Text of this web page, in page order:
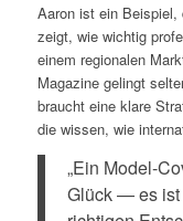
Aaron ist ein
zeigt, wie wichtig
einem regionalen
Magazine gelingt
braucht eine klare
die wissen, wie
„Ein Model-
Glück — es ist